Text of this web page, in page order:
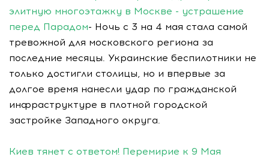
элитную многоэтажку в Москве - устрашение
перед Парадом- Ночь с 3 на 4 мая стала самой
тревожной для московского региона за
последние месяцы. Украинские беспилотники не
только достигли столицы, но и впервые за
долгое время нанесли удар по гражданской
инфраструктуре в плотной городской
застройке Западного округа.
Киев тянет с ответом! Перемирие к 9 Мая